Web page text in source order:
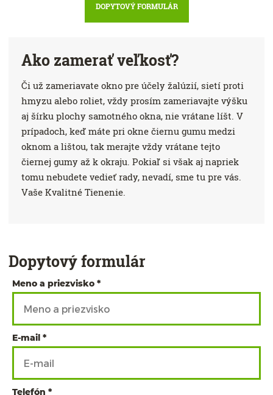
DOPYTOVÝ FORMULÁR
Ako zamerať veľkosť?
Či už zameriavate okno pre účely žalúzií, sietí proti
hmyzu alebo roliet, vždy prosím zameriavajte výšku
aj šírku plochy samotného okna, nie vrátane líšt. V
prípadoch, keď máte pri okne čiernu gumu medzi
oknom a lištou, tak merajte vždy vrátane tejto
čiernej gumy až k okraju. Pokiaľ si však aj napriek
tomu nebudete vedieť rady, nevadí, sme tu pre vás.
Vaše Kvalitné Tienenie.
Dopytový formulár
Meno a priezvisko
E-mail
Telefón